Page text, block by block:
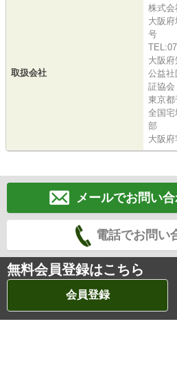
取扱会社
株式会
大阪
号
大阪
公益社
証協会
東京都
全国宅
部
大阪
メールでお問い
電話でお問い
無料会員登録はこちら
会員登録